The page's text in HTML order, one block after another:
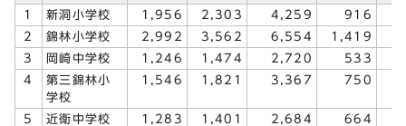
1 新洞小学校 1,956 2,303 4,259 916
2
錦林小学校 2,992 3,562 6,554 1,419
3
岡崎中学校 1,246 1,474 2,720 533
4
第三錦林小
学校
1,546 1,821 3,367 750
5 近衛中学校 1,283 1,401 2,684 664